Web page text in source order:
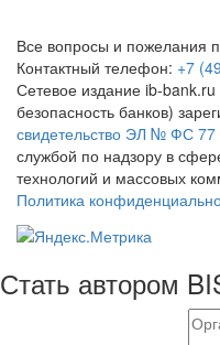
Все вопросы и пожелания
Контактный телефон: +7
Сетевое издание ib-
безопасность банков)
свидетельство ЭЛ № ФС 77
службой по надзору в
технологий и массовых
Политика
Стать автором